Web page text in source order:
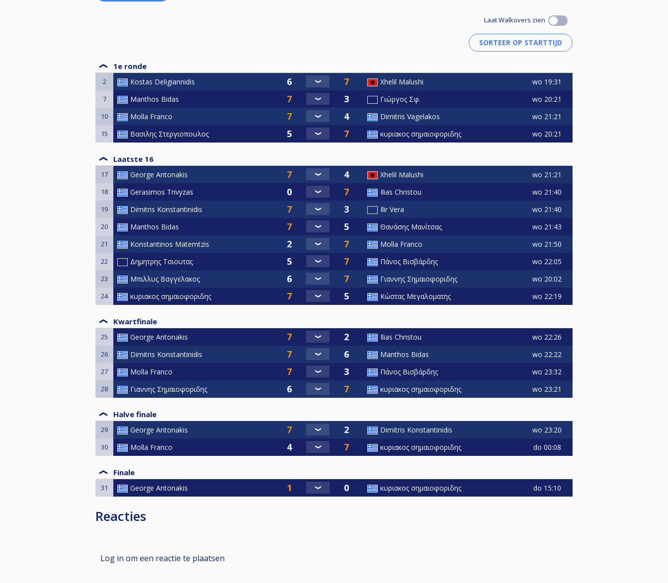
Laat Walkovers zien
1e ronde
2 Kostas Deligiannidis Xhelil Malushi wo 19:31
7 Manthos Bidas Γιώργος Σφ. wo 20:21
10 Molla Franco Dimitris Vagelakos wo 21:21
15 Βασιλης Στεργιοπουλος κυριακος σημαιοφοριδης wo 20:21
Laatste 16
17 George Antonakis Xhelil Malushi wo 21:21
18 Gerasimos Trivyzas Ilias Christou wo 21:40
19 Dimitris Konstantinidis Ilir Vera wo 21:40
20 Manthos Bidas Θανάσης Μανίτσας wo 21:43
21 Konstantinos Matemtzis Molla Franco wo 21:50
22 Δημητρης Τσιουτας Πάνος Βισβάρδης wo 22:05
23 Μπιλλυς Βαγγελακος Γιαννης Σημαιοφοριδης wo 20:02
24 κυριακος σημαιοφοριδης Κώστας Μεγαλοματης wo 22:19
Kwartfinale
25 George Antonakis Ilias Christou wo 22:26
26 Dimitris Konstantinidis Manthos Bidas wo 22:22
27 Molla Franco Πάνος Βισβάρδης wo 23:32
28 Γιαννης Σημαιοφοριδης κυριακος σημαιοφοριδης wo 23:21
Halve finale
29 George Antonakis Dimitris Konstantinidis wo 23:20
30 Molla Franco κυριακος σημαιοφοριδης do 00:08
Finale
31 George Antonakis κυριακος σημαιοφοριδης do 15:10
Reacties
Log in om een reactie te plaatsen